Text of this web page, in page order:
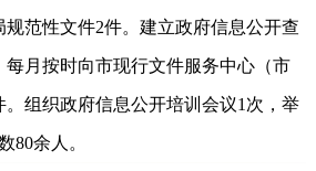
范性文件2件。建立政府信息公开查
每月按时向市现行文件服务中心（市
组织政府信息公开培训会议1次，举
80余人。